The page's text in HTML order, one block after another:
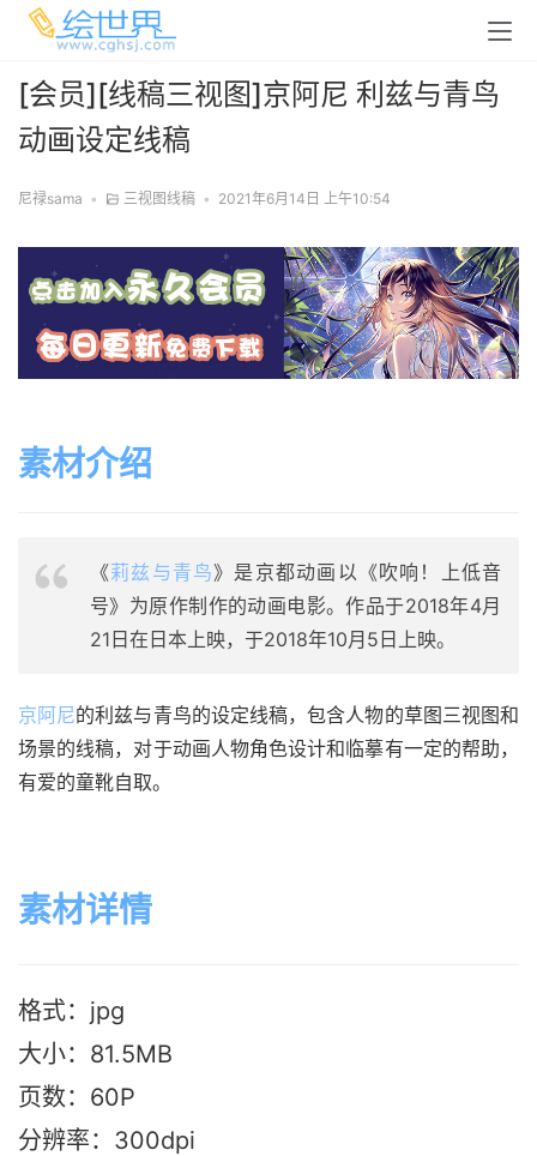
[会员][线稿三视图]京阿尼 利兹与青鸟
动画设定线稿
尼禄sama • 三视图线稿 • 2021年6月14日 上午10:54
素材介绍
《莉兹与青鸟》是京都动画以《吹响！上低音
号》为原作制作的动画电影。作品于2018年4月
21日在日本上映，于2018年10月5日上映。
京阿尼的利兹与青鸟的设定线稿，包含人物的草图三视图和
场景的线稿，对于动画人物角色设计和临摹有一定的帮助，
有爱的童靴自取。
素材详情
格式：jpg
大小：81.5MB
页数：60P
分辨率：300dpi